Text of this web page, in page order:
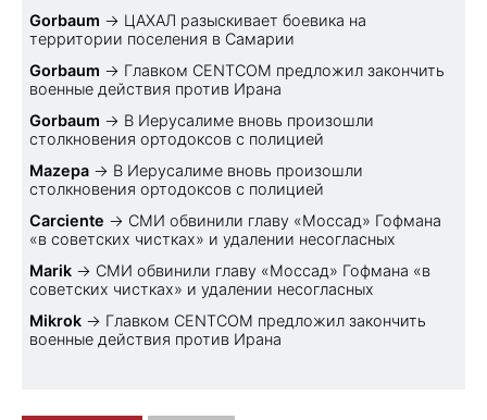
Gorbaum → ЦАХАЛ разыскивает боевика на
территории поселения в Самарии
Gorbaum → Главком CENTCOM предложил закончить
военные действия против Ирана
Gorbaum → В Иерусалиме вновь произошли
столкновения ортодоксов с полицией
Mazepa → В Иерусалиме вновь произошли
столкновения ортодоксов с полицией
Carciente → СМИ обвинили главу «Моссад» Гофмана
«в советских чистках» и удалении несогласных
Marik → СМИ обвинили главу «Моссад» Гофмана «в
советских чистках» и удалении несогласных
Mikrok → Главком CENTCOM предложил закончить
военные действия против Ирана